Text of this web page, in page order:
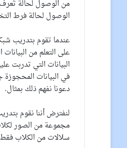
الوصول لحالة فرط
عندما تقوم بتدريب
على التعلم من
البيانات التي تدربت
في البيانات المحجوزة
دعونا نفهم ذلك بمثال.
لنفترض أننا نقوم
سلالات من الكلاب